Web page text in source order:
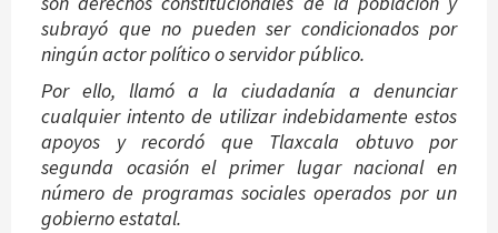
subrayó que no pueden ser condicionados por
ningún actor político o servidor público.
Por ello, llamó a la ciudadanía a denunciar
cualquier intento de utilizar indebidamente estos
apoyos y recordó que Tlaxcala obtuvo por
segunda ocasión el primer lugar nacional en
número de programas sociales operados por un
gobierno estatal.